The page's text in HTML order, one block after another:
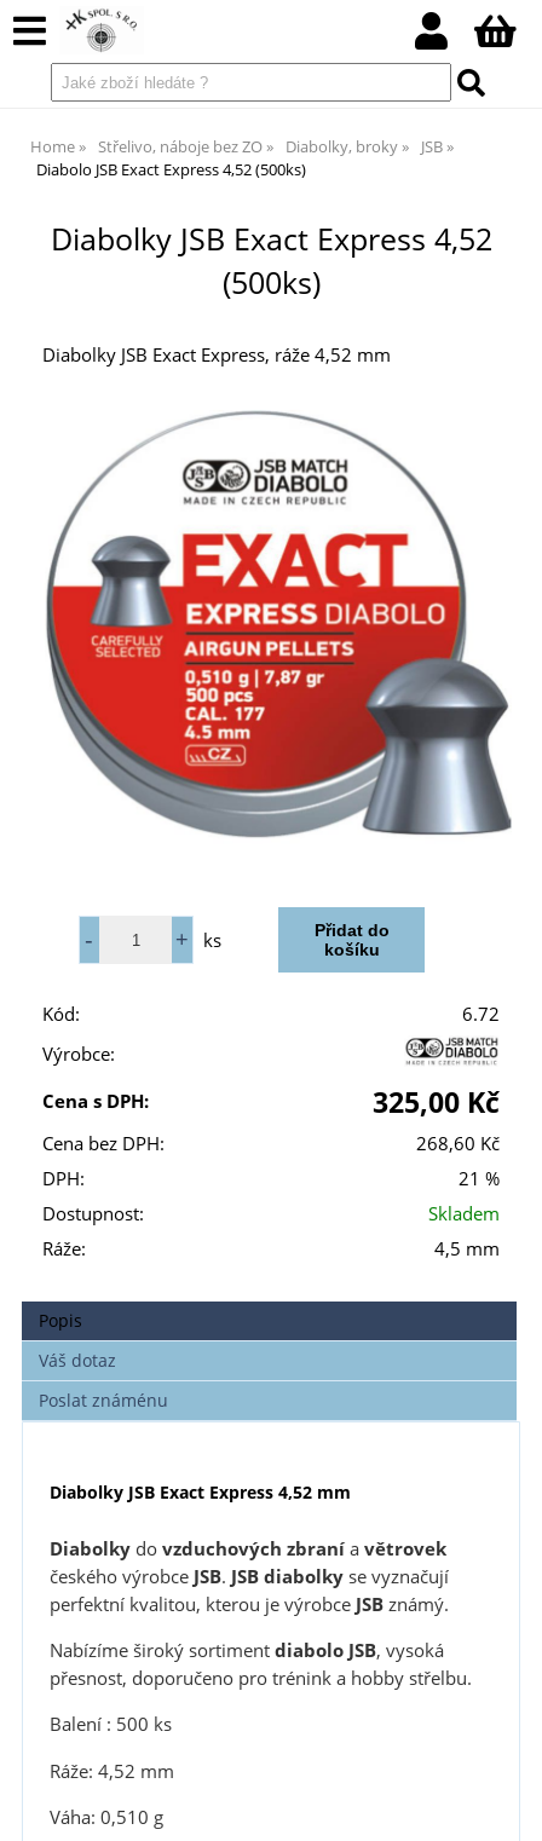
Home Střelivo, náboje bez ZO Diabolky, broky
JSB
Diabolo JSB Exact Express 4,52 (500ks)
Diabolky JSB Exact Express 4,52
(500ks)
Diabolky JSB Exact Express, ráže 4,52 mm
ks
Kód:
6.72
Výrobce:
Cena s DPH:
325,00 Kč
Cena bez DPH:
268,60 Kč
DPH:
21 %
Dostupnost:
Skladem
Ráže:
4,5 mm
Popis
Váš dotaz
Poslat známénu
Diabolky JSB Exact Express 4,52 mm
Diabolky dovzduchových zbraníavětrovek
českého výrobce JSB. JSB diabolkyse vyznačují
perfektní kvalitou, kterou je výrobce JSBznámý.
Nabízíme široký sortimentdiabolo JSB, vysoká
přesnost, doporučeno pro trénink a hobby střelbu.
Balení : 500 ks
Ráže: 4,52 mm
Váha: 0,510 g